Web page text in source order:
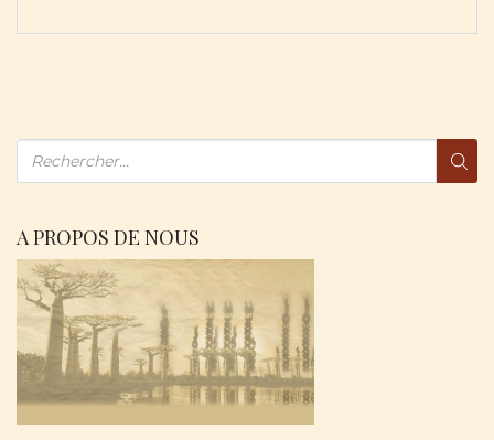
A PROPOS DE NOUS